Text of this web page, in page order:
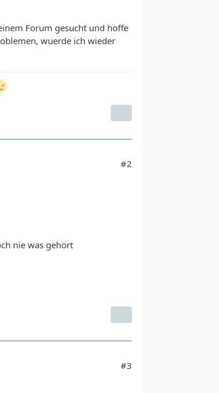
Forum gesucht und hoffe
wuerde ich wieder
#2
nie was gehört
#3